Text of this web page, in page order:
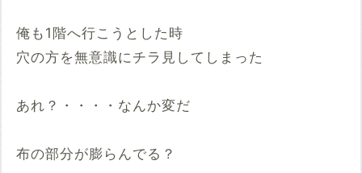
俺も1階へ行こうとした時
穴の方を無意識にチラ見してしまった
あれ？・・・・なんか変だ
布の部分が膨らんでる？